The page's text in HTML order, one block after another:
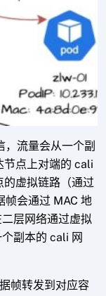
流量会从一个副
点上对端的 cali
的虚拟链路（通过
帧会通过 MAC 地
层网络通过虚拟
副本的 cali 网
帧转发到对应容